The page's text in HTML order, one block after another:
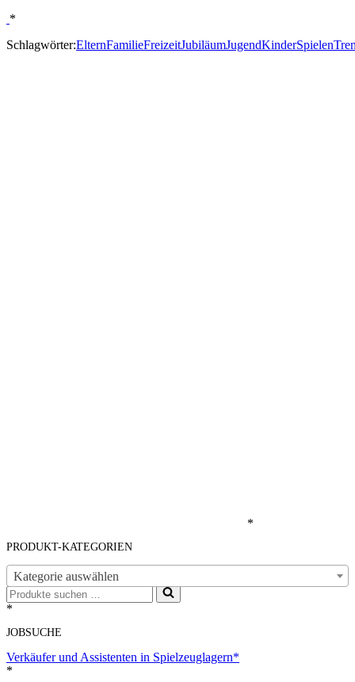
*
Schlagwörter:ElternFamilieFreizeitJubiläumJugendKinderSpielen
*
PRODUKT-KATEGORIEN
Kategorie auswählen
Suchen
nach …
*
JOBSUCHE
Verkäufer und Assistenten in Spielzeuglagern*
*